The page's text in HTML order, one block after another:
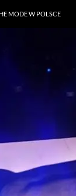
MODE W POLSCE